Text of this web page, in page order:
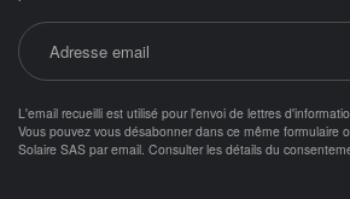
Adresse email
L'email recueilli est utilisé pour l'envoi de lettres
Vous pouvez vous désabonner dans ce même formulaire
Solaire SAS paremail Consulter les détails du